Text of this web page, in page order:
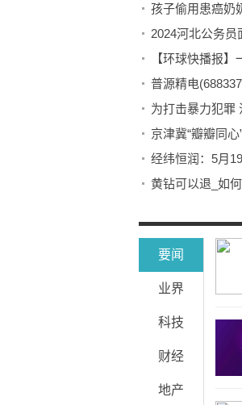
孩子偷用患癌奶
2024河北公务员
【环球快播报
普源精电
为打击暴力犯罪
京津冀“瓣瓣同
经纬恒润：5月
黄钻可以退_如
要闻
业界
科技
财经
地产